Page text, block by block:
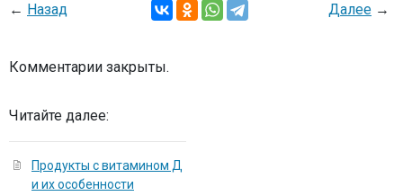
← Назад Далее →
Комментарии закрыты.
Читайте далее:
Продукты с витамином Д
и их особенности